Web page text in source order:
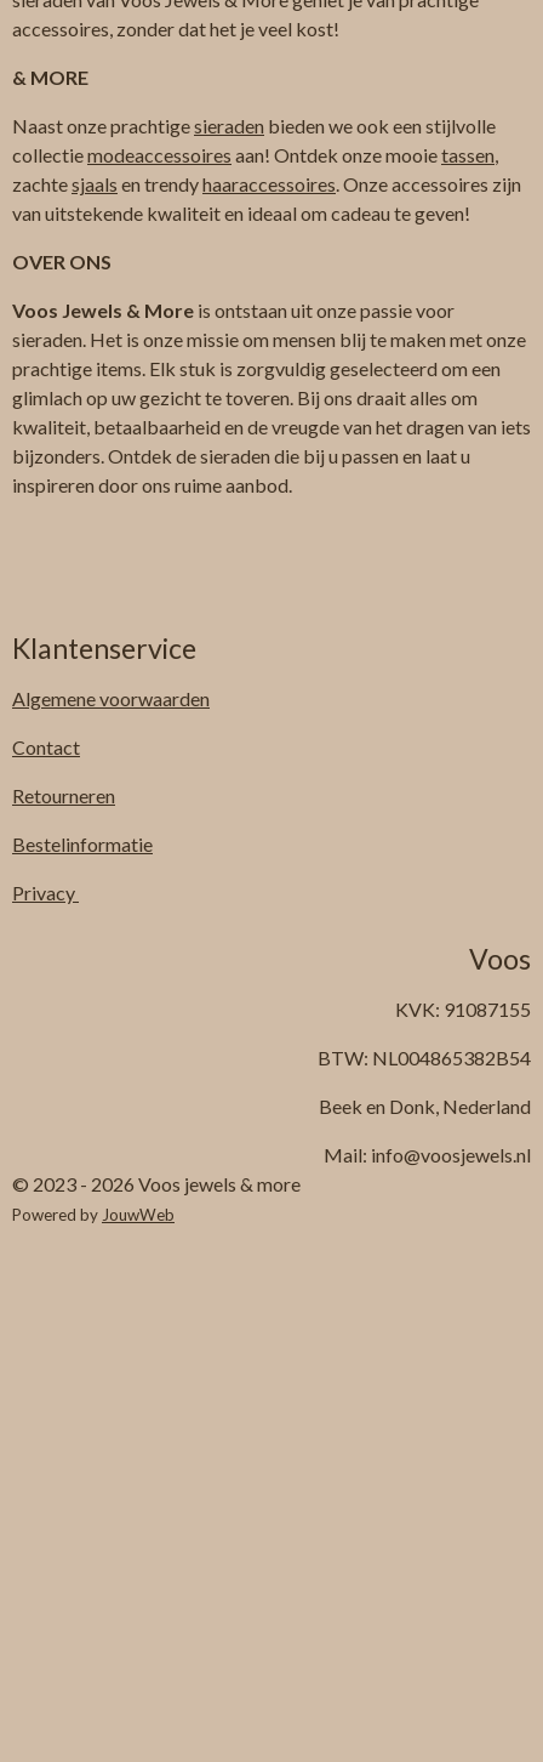
accessoires, zonder dat het je veel kost!
& MORE
Naast onze prachtigesieraden bieden we ook een stijlvolle
collectiemodeaccessoires aan! Ontdek onze mooietassen,
zachtesjaals en trendyhaaraccessoires. Onze accessoires zijn
van uitstekende kwaliteit en ideaal om cadeau te geven!
OVER ONS
Voos Jewels & More is ontstaan uit onze passie voor
sieraden. Het is onze missie om mensen blij te maken met onze
prachtige items. Elk stuk is zorgvuldig geselecteerd om een
glimlach op uw gezicht te toveren. Bij ons draait alles om
kwaliteit, betaalbaarheid en de vreugde van het dragen van iets
bijzonders. Ontdek de sieraden die bij u passen en laat u
inspireren door ons ruime aanbod.
Klantenservice
Algemenevoorwaarden
Contact
Retourneren
Bestelinformatie
Privacy
Voos
KVK: 91087155
BTW: NL004865382B54
Beek en Donk, Nederland
Mail: info@voosjewels.nl
© 2023 - 2026 Voos jewels & more
Powered byJouwWeb